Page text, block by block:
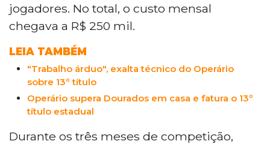
jogadores. No total, o custo mensal
chegava a R$ 250 mil.
LEIA TAMBÉM
"Trabalho árduo", exalta técnico do Operário
sobre 13º título
Operário supera Dourados em casa e fatura o 13º
título estadual
Durante os três meses de competição,